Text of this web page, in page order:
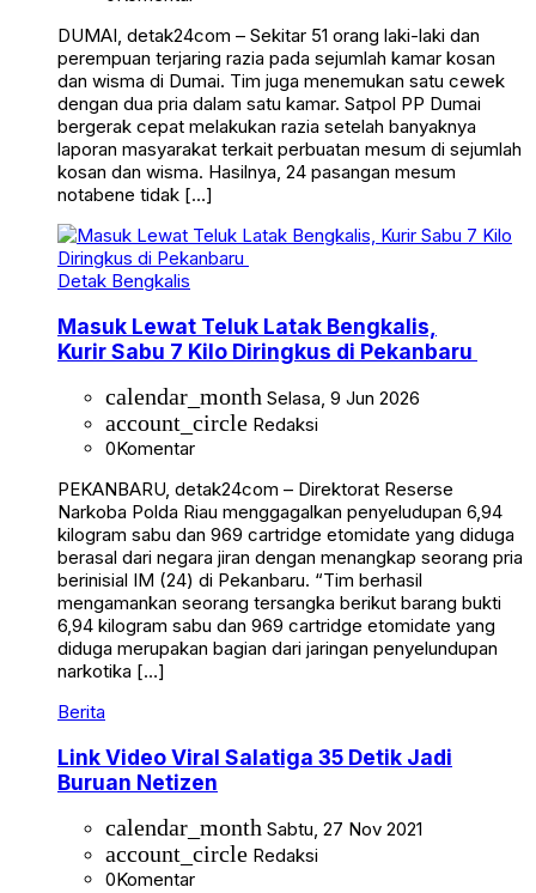
DUMAI, detak24com – Sekitar 51 orang laki-laki dan
perempuan terjaring razia pada sejumlah kamar kosan
dan wisma di Dumai. Tim juga menemukan satu cewek
dengan dua pria dalam satu kamar. Satpol PP Dumai
bergerak cepat melakukan razia setelah banyaknya
laporan masyarakat terkait perbuatan mesum di sejumlah
kosan dan wisma. Hasilnya, 24 pasangan mesum
notabene tidak […]
Detak Bengkalis
Masuk Lewat Teluk Latak Bengkalis,
Kurir Sabu 7 Kilo Diringkus di Pekanbaru
calendar_month Selasa, 9 Jun 2026
account_circle Redaksi
0Komentar
PEKANBARU, detak24com – Direktorat Reserse
Narkoba Polda Riau menggagalkan penyeludupan 6,94
kilogram sabu dan 969 cartridge etomidate yang diduga
berasal dari negara jiran dengan menangkap seorang pria
berinisial IM (24) di Pekanbaru. “Tim berhasil
mengamankan seorang tersangka berikut barang bukti
6,94 kilogram sabu dan 969 cartridge etomidate yang
diduga merupakan bagian dari jaringan penyelundupan
narkotika […]
Berita
Link Video Viral Salatiga 35 Detik Jadi
Buruan Netizen
calendar_month Sabtu, 27 Nov 2021
account_circle Redaksi
0Komentar